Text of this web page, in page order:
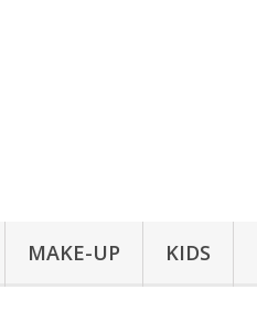
MAKE-UP KIDS